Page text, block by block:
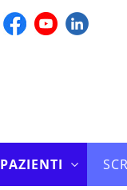
PAZIENTI